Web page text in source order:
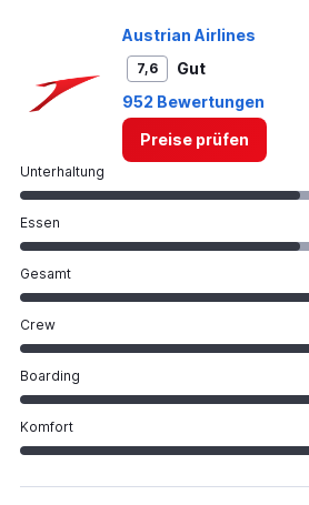
Austrian Airlines
7,6
Gut
952 Bewertungen
Preise prüfen
Unterhaltung
Essen
Gesamt
Crew
Boarding
Komfort